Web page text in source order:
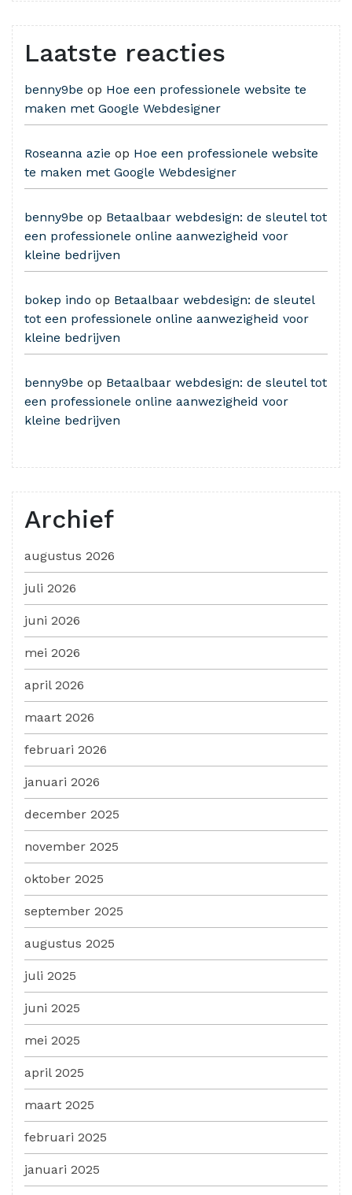
Laatste reacties
benny9be op Hoe een professionele website te
maken met Google Webdesigner
Roseanna azie op Hoe een professionele website
te maken met Google Webdesigner
benny9be op Betaalbaar webdesign: de sleutel tot
een professionele online aanwezigheid voor
kleine bedrijven
bokep indo op Betaalbaar webdesign: de sleutel
tot een professionele online aanwezigheid voor
kleine bedrijven
benny9be op Betaalbaar webdesign: de sleutel tot
een professionele online aanwezigheid voor
kleine bedrijven
Archief
augustus 2026
juli 2026
juni 2026
mei 2026
april 2026
maart 2026
februari 2026
januari 2026
december 2025
november 2025
oktober 2025
september 2025
augustus 2025
juli 2025
juni 2025
mei 2025
april 2025
maart 2025
februari 2025
januari 2025